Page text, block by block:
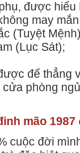
được
may
(Tuyệt
(Lục Sát);
để thẳng
phòng
mão 1987
cuộc đời